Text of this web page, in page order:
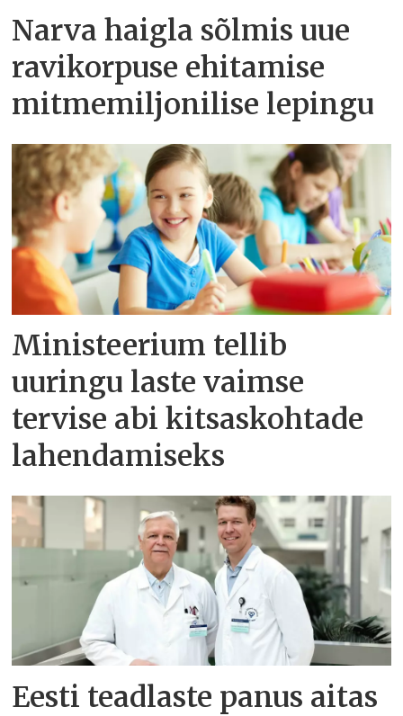
Narva haigla sõlmis uue
ravikorpuse ehitamise
mitmemiljonilise lepingu
Ministeerium tellib
uuringu laste vaimse
tervise abi kitsaskohtade
lahendamiseks
Eesti teadlaste panus aitas